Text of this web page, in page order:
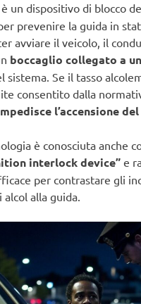
è un dispositivo di blocco
prevenire la guida in
avviare il veicolo, il
boccaglio collegato a
sistema. Se il tasso
consentito dalla
l’accensione
è conosciuta anche
interlock device” e
per contrastare gli
alcol alla guida.